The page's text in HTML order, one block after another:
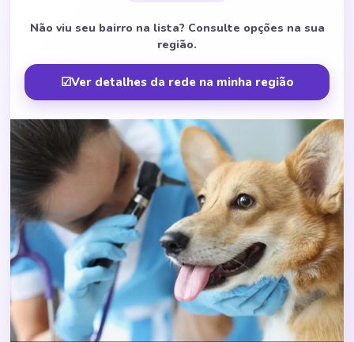
Não viu seu bairro na lista? Consulte opções na sua
região.
☑Ver detalhes da rede na minha região